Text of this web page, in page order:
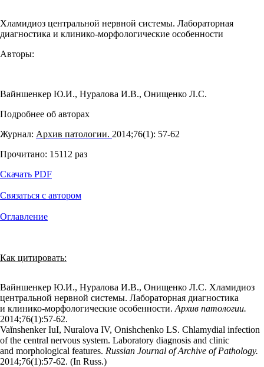
Хламидиоз центральной нервной системы. Лабораторная
диагностика и клинико-морфологические особенности
Авторы:
Вайншенкер Ю.И., Нуралова И.В., Онищенко Л.С.
Подробнее об авторах
Журнал: Архив патологии. 2014;76(1): 57‑62
Прочитано: 15112 раз
Скачать PDF
Связаться с автором
Оглавление
Как цитировать:
Вайншенкер Ю.И., Нуралова И.В., Онищенко Л.С. Хламидиоз
центральной нервной системы. Лабораторная диагностика
и клинико-морфологические особенности. Архив патологии.
2014;76(1):57‑62.
Vaĭnshenker IuI, Nuralova IV, Onishchenko LS. Chlamydial infection
of the central nervous system. Laboratory diagnosis and clinic
and morphological features. Russian Journal of Archive of Pathology.
2014;76(1):57‑62. (In Russ.)